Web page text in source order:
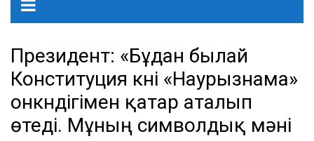
Президент: «Бұдан былай
Конституция күні «Наурызнама»
онкүндігімен қатар аталып
өтеді. Мұның символдық мәні